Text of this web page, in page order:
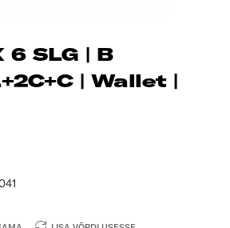
6 SLG | B
| Wallet |